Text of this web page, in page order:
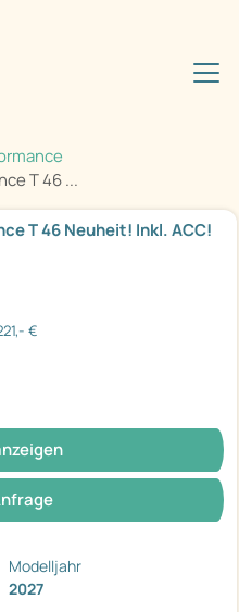
T 46 ...
T 46 Neuheit! Inkl. ACC!
€
Modelljahr
2027